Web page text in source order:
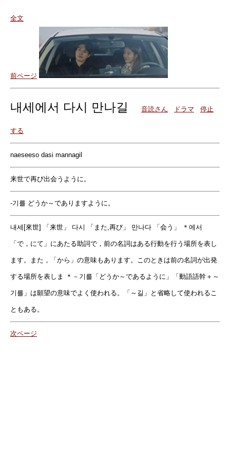
全文
前ページ
내세에서 다시 만나길 音読さん ドラマ 停止
する
naeseeso dasi mannagil
来世で再び出会うように。
-기를 どうか～でありますように。
내세[來世] 「来世」 다시 「また,再び」 만나다 「会う」 ＊에서
「で，にて」にあたる助詞で，前の名詞はある行動を行う場所を表し
ます。また，「から」の意味もあります。このときは前の名詞が出発
する場所を表しま ＊－기를「どうか～であるように」「動語語幹＋～
기를」は願望の意味でよく使われる。「～길」と省略して使われるこ
ともある。
次ページ